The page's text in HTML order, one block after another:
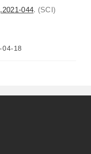
044. (SCI)
04-18